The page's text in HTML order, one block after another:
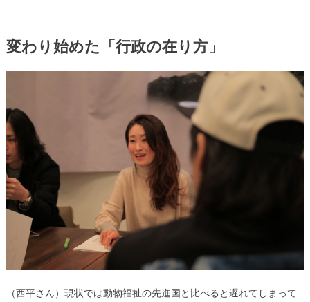
変わり始めた「行政の在り方」
（西平さん）現状では動物福祉の先進国と比べると遅れてしまって